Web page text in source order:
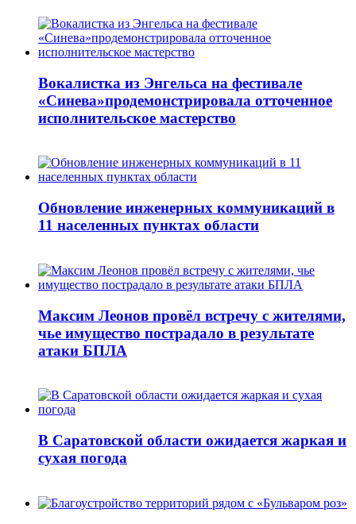
Вокалистка из Энгельса на фестивале
«Синева»продемонстрировала отточенное
исполнительское мастерство
Обновление инженерных коммуникаций в
11 населенных пунктах области
Максим Леонов провёл встречу с жителями,
чье имущество пострадало в результате
атаки БПЛА
В Саратовской области ожидается жаркая и
сухая погода